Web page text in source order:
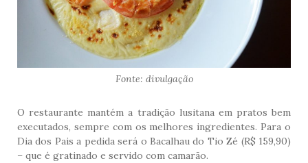
Fonte: divulgação
O restaurante mantém a tradição lusitana em pratos bem
executados, sempre com os melhores ingredientes. Para o
Dia dos Pais a pedida será o Bacalhau do Tio Zé (R$ 159,90)
– que é gratinado e servido com camarão.